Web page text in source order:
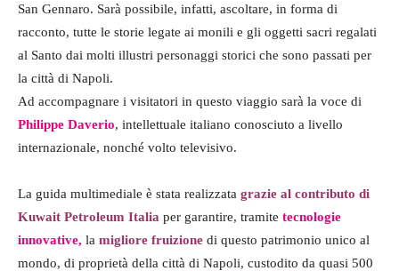
San Gennaro. Sarà possibile, infatti, ascoltare, in forma di
racconto, tutte le storie legate ai monili e gli oggetti sacri regalati
al Santo dai molti illustri personaggi storici che sono passati per
la città di Napoli.
Ad accompagnare i visitatori in questo viaggio sarà la voce di
Philippe Daverio, intellettuale italiano conosciuto a livello
internazionale, nonché volto televisivo.
La guida multimediale è stata realizzata grazie al contributo di
Kuwait Petroleum Italia per garantire, tramite tecnologie
innovative, la migliore fruizione di questo patrimonio unico al
mondo, di proprietà della città di Napoli, custodito da quasi 500